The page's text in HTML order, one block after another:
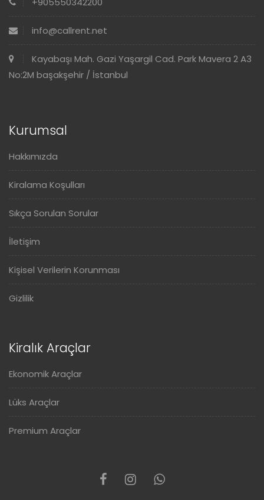
info@callrent.net
Kayabaşı Mah. Gazi Yaşargil Cad. Park Mavera 2 A3
No:2M başakşehir / İstanbul
Kurumsal
Hakkımızda
Kiralama Koşulları
Sıkça Sorulan Sorular
İletişim
Kişisel Verilerin Korunması
Gizlilik
Kiralık Araçlar
Ekonomik Araçlar
Lüks Araçlar
Premium Araçlar